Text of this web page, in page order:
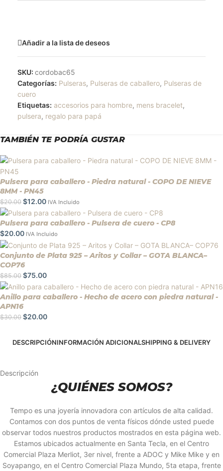
Añadir a la lista de deseos
SKU: cordobac65
Categorías: Pulseras, Pulseras de caballero, Pulseras de
cuero
Etiquetas: accesorios para hombre, mens bracelet,
pulsera, regalo para papá
TAMBIÉN TE PODRÍA GUSTAR
Pulsera para caballero - Piedra natural - COPO DE NIEVE
8MM - PN45
$20.00 $12.00 IVA Incluido
Pulsera para caballero - Pulsera de cuero - CP8
$20.00 IVA Incluido
Conjunto de Plata 925 – Aritos y Collar – GOTA BLANCA–
COP76
$85.00 $75.00
Anillo para caballero - Hecho de acero con piedra natural -
APN16
$30.00 $20.00
DESCRIPCIÓNINFORMACIÓN ADICIONALSHIPPING & DELIVERY
Descripción
¿QUIÉNES SOMOS?
Tempo es una joyería innovadora con artículos de alta calidad.
Contamos con dos puntos de venta físicos dónde usted puede
observar todos nuestros productos mostrados en esta página web.
Estamos ubicados actualmente en Santa Tecla, en el Centro
Comercial Plaza Merliot, 3er nivel, frente a ADOC y Mike Mike y en
Soyapango, en el Centro Comercial Plaza Mundo, 5ta etapa, frente